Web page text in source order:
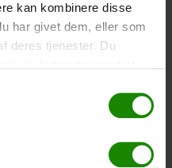
kan kombinere disse
har givet dem, eller som
deres tjenester. Du
-